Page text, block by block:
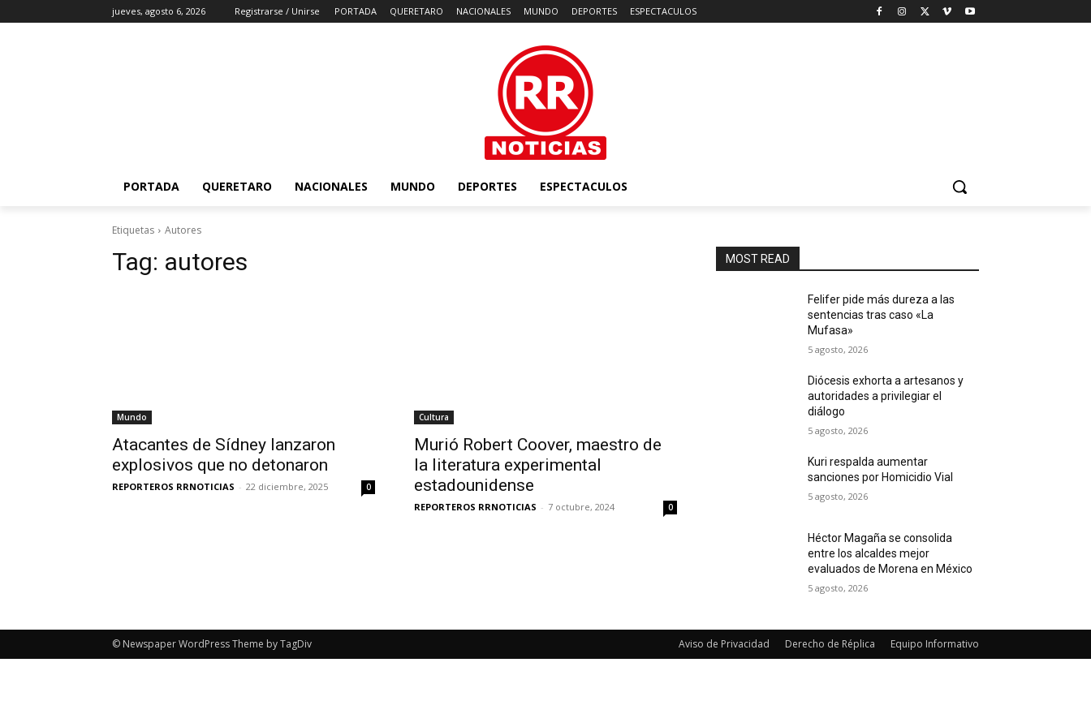
jueves, agosto 6, 2026 Registrarse / Unirse PORTADA QUERETARO NACIONALES MUNDO DEPORTES ESPECTACULOS
PORTADA QUERETARO NACIONALES MUNDO DEPORTES ESPECTACULOS
Etiquetas Autores
Tag: autores
Mundo
Atacantes de Sídney lanzaron
explosivos que no detonaron
REPORTEROS RRNOTICIAS - 22 diciembre, 2025 0
Cultura
Murió Robert Coover, maestro de
la literatura experimental
estadounidense
REPORTEROS RRNOTICIAS - 7 octubre, 2024 0
MOST READ
Felifer pide más dureza a las
sentencias tras caso «La
Mufasa»
5 agosto, 2026
Diócesis exhorta a artesanos y
autoridades a privilegiar el
diálogo
5 agosto, 2026
Kuri respalda aumentar
sanciones por Homicidio Vial
5 agosto, 2026
Héctor Magaña se consolida
entre los alcaldes mejor
evaluados de Morena en México
5 agosto, 2026
Aviso de Privacidad Derecho de Réplica Equipo Informativo
© Newspaper WordPress Theme by TagDiv